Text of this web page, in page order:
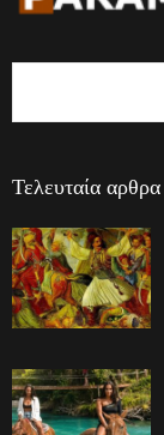
Τελευταία αρθρα